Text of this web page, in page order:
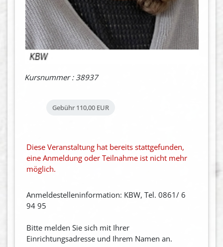
Kursnummer : 38937
Gebühr 110,00 EUR
Diese Veranstaltung hat bereits stattgefunden,
eine Anmeldung oder Teilnahme ist nicht mehr
möglich.
Anmeldestelleninformation: KBW, Tel. 0861/ 6
94 95
Bitte melden Sie sich mit Ihrer
Einrichtungsadresse und Ihrem Namen an.